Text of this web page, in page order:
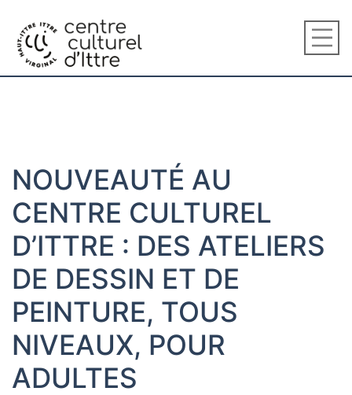
NOUVEAUTÉ AU
CENTRE CULTUREL
D’ITTRE : DES ATELIERS
DE DESSIN ET DE
PEINTURE, TOUS
NIVEAUX, POUR
ADULTES